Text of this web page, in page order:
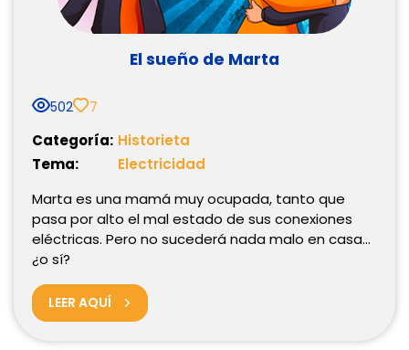
El sueño de Marta
502 7
Categoría: Historieta
Tema:
Electricidad
Marta es una mamá muy ocupada, tanto que
pasa por alto el mal estado de sus conexiones
eléctricas. Pero no sucederá nada malo en casa…
¿o sí?
LEER AQUÍ